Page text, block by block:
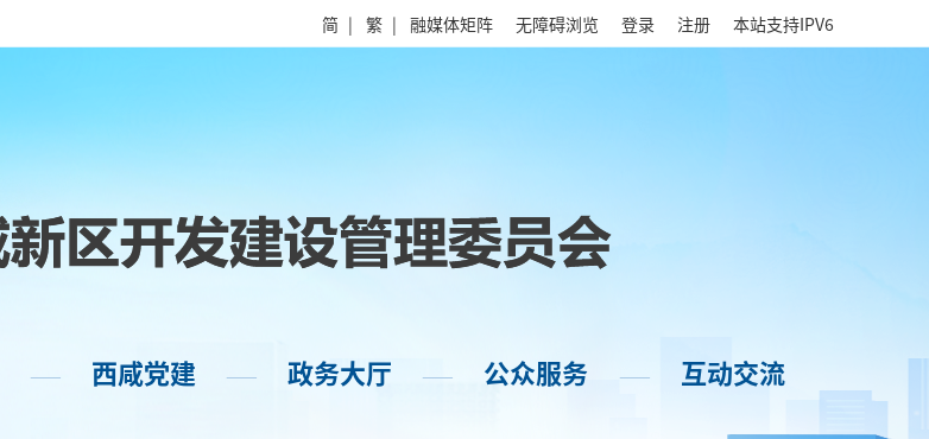
简 | 繁 | 融媒体矩阵 无障碍浏览 登录 注册 本站支持IPV6
—— 西咸党建 —— 政务大厅 —— 公众服务 —— 互动交流